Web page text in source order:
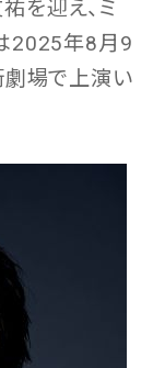
を迎え、ミ
2025年8月9
場で上演い